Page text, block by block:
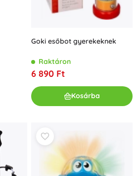
Goki esőbot gyerekeknek
Raktáron
6 890 Ft
Kosárba